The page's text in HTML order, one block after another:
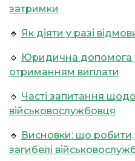
затримки
🔹 Як діяти у разі
🔹 Юридична допомога
отриманням виплати
🔹 Часті запитання
військовослужбовця
🔹 Висновки: що
загибелі